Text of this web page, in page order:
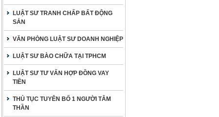
LUẬT SƯ TRANH CHẤP BẤT ĐỘNG
SẢN
VĂN PHÒNG LUẬT SƯ DOANH NGHIỆP
LUẬT SƯ BÀO CHỮA TẠI TPHCM
LUẬT SƯ TƯ VẤN HỢP ĐỒNG VAY
TIỀN
THỦ TỤC TUYÊN BỐ 1 NGƯỜI TÂM
THẦN